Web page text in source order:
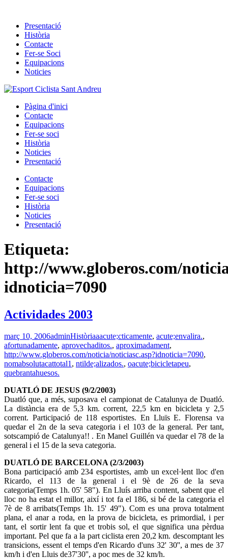
contentPresentació
Història
Contacte
Fer-se Soci
Equipacions
Noticies
Pàgina d'inici
Contacte
Equipacions
Fer-se soci
Història
Noticies
Presentació
Contacte
Equipacions
Fer-se soci
Història
Noticies
Presentació
Etiqueta:
http://www.globeros.com/
idnoticia=7090
Actividades 2003
març 10, 2006adminHistòriaaacute;cticamente, acute;envalira.,
afortunadamente, aprovechaditos., aproximadament,
http://www.globeros.com/noticia/noticiasc.asp?idnoticia=7090,
nomabsolutacattotal1 , ntilde;alizados., oacute;bicicletapeu,
quebrantahuesos.
DUATLÓ DE JESUS (9/2/2003)
Duatló que, a més, suposava el campionat de Catalunya de Duatló.
La distància era de 5,3 km. corrent, 22,5 km en bicicleta y 2,5
corrent. Participació de 118 esportistes. En Lluïs E. Florensa va
quedar el 2n de la seva categoria i el 103 de la general. Per tant,
sotscampió de Catalunya!! . En Manel Guillén va quedar el 78 de la
general i el 15 de la seva categoria.
DUATLÓ DE BARCELONA (2/3/2003)
Bona participació amb 234 esportistes, amb un excel·lent lloc d'en
Ricardo, el 113 de la general i el 9è de 26 de la seva
categoria(Temps 1h. 05' 58"). En Lluís arriba content, sabent que el
lloc no ha estat el millor, així i tot fa el 186, si bé de la categoria el
7è de 8 arribats(Temps 1h. 15' 49"). Com es una prova totalment
plana, el anar a roda, en la prova de bicicleta, es primordial, i per
tant, el sortir lent fa que et trobis sol, el que significa una pèrdua
important. Pel que fa a la part ciclista eren 20,2 km. descomptant les
transicions, essent el temps d'en Ricardo d'uns 32' 30'', a mes de 37
km/h i d'en Lluis de37'30'', a poc mes de 32 km/h.